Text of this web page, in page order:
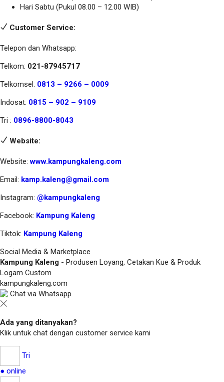
Hari Sabtu (Pukul 08.00 – 12.00 WIB)
Customer Service:
Telepon dan Whatsapp:
Telkom: 021-87945717
Telkomsel: 0813 – 9266 – 0009
Indosat: 0815 – 902 – 9109
Tri : 0896-8800-8043
Website:
Website:www.kampungkaleng.com
Email: kamp.kaleng@gmail.com
Instagram: @kampungkaleng
Facebook: Kampung Kaleng
Tiktok: Kampung Kaleng
Social Media & Marketplace
Kampung Kaleng - Produsen Loyang, Cetakan Kue & Produk
Logam Custom
kampungkaleng.com
Chat via Whatsapp
Ada yang ditanyakan?
Klik untuk chat dengan customer service kami
Tri
● online